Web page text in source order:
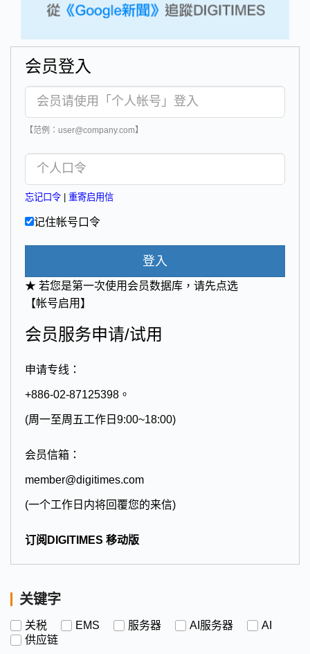
会员登入
【范例：user@company.com】
忘记口令 重寄启用信
记住帐号口令
登入
★ 若您是第一次使用会员数据库，请先点选
【帐号启用】
会员服务申请/试用
申请专线：
+886-02-87125398。
(周一至周五工作日9:00~18:00)
会员信箱：
member@digitimes.com
(一个工作日内将回覆您的来信)
订阅DIGITIMES 移动版
关键字
关税 EMS 服务器 AI服务器
AI
供应链